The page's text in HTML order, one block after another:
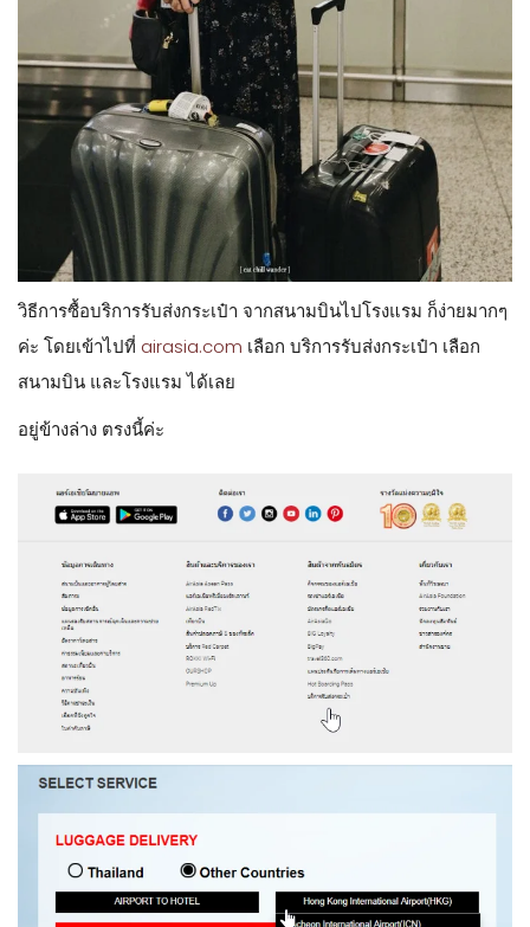
วิธีการซื้อบริการรับส่งกระเป๋า จากสนามบินไปโรงแรม ก็ง่ายมากๆ
ค่ะ โดยเข้าไปที่ airasia.com เลือก บริการรับส่งกระเป๋า เลือก
สนามบิน และโรงแรม ได้เลย
อยู่ข้างล่าง ตรงนี้ค่ะ